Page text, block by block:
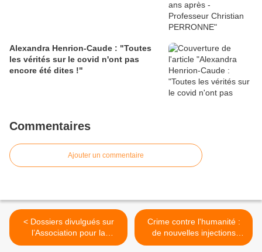
Alexandra Henrion-Caude : "Toutes
les vérités sur le covid n'ont pas
encore été dites !"
Commentaires
Ajouter un commentaire
< Dossiers divulgués sur
l’Association pour la
Transidentité la plus grande
Crime contre l'humanité :
de nouvelles injections
géniques ARNm pour tous !